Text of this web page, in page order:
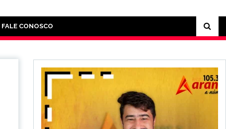
FALE CONOSCO